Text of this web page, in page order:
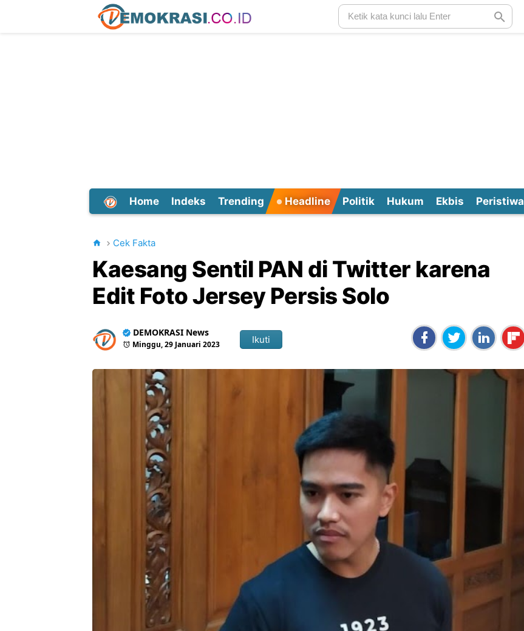
Home Indeks Trending Headline Politik Hukum Ekbis Peristiwa
Cek Fakta
Kaesang Sentil PAN di Twitter karena
Edit Foto Jersey Persis Solo
DEMOKRASI News
Minggu, 29 Januari 2023 Ikuti